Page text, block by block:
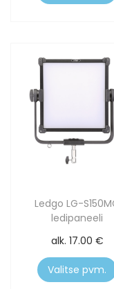
Ledgo LG-
ledipaneeli
alk. 17.00 €
Valitse pvm.